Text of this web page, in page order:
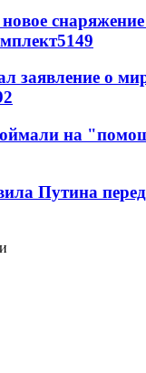
снаряжение
5149
заявление о
на
Путина